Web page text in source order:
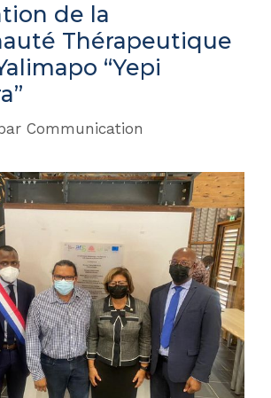
de la
Thérapeutique
“Yepi
Communication